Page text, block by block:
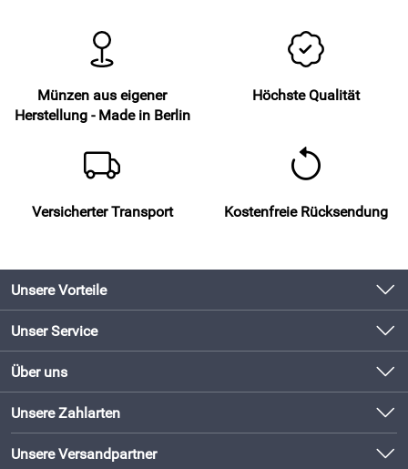
Münzen aus eigener
Herstellung - Made in Berlin
Höchste Qualität
Versicherter Transport Kostenfreie Rücksendung
Unsere Vorteile
Produkte original und direkt vom Hersteller
Bewährte Qualität
Bestellen und direkt beim Hersteller abholen!
Unser Service
Kontakt
Newsletter
Lieferbedingungen
Kundenlogin
Über uns
Unsere Bestseller
Neu
Unsere Zahlarten
Unsere Versandpartner